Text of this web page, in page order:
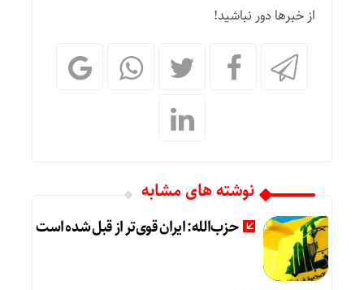
از خبرها دور نباشید!
نوشته های مشابه
حزب‌الله: ایران قوی‌تر از قبل شده است